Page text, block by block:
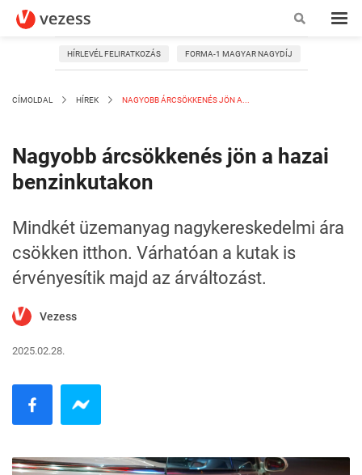
HÍRLEVÉL FELIRATKOZÁS FORMA-1 MAGYAR NAGYDÍJ
CÍMOLDAL HÍREK NAGYOBB ÁRCSÖKKENÉS JÖN A...
Nagyobb árcsökkenés jön a hazai
benzinkutakon
Mindkét üzemanyag nagykereskedelmi ára
csökken itthon. Várhatóan a kutak is
érvényesítik majd az árváltozást.
Vezess
2025.02.28.